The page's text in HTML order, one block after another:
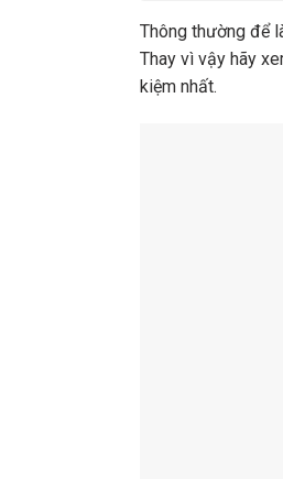
Thông thường để
Thay vì vậy hãy
kiệm nhất.